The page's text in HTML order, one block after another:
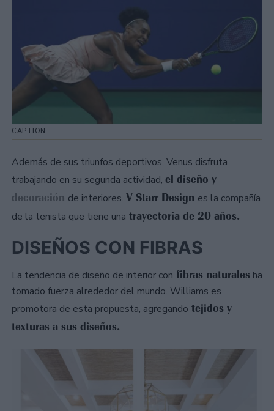
CAPTION
Además de sus triunfos deportivos, Venus disfruta
trabajando en su segunda actividad, el diseño y
decoración de interiores. V Starr Design es la compañía
de la tenista que tiene una trayectoria de 20 años.
DISEÑOS CON FIBRAS
La tendencia de diseño de interior con fibras naturales ha
tomado fuerza alrededor del mundo. Williams es
promotora de esta propuesta, agregando tejidos y
texturas a sus diseños.